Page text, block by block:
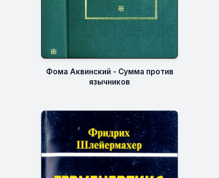
Фома Аквинский - Сумма против
язычников